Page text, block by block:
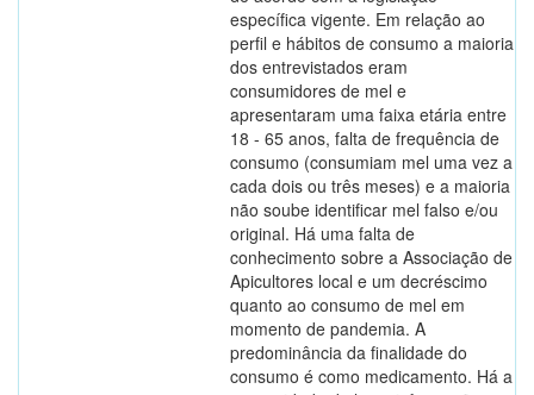
específica vigente. Em relação ao
perfil e hábitos de consumo a maioria
dos entrevistados eram
consumidores de mel e
apresentaram uma faixa etária entre
18 - 65 anos, falta de frequência de
consumo (consumiam mel uma vez a
cada dois ou três meses) e a maioria
não soube identificar mel falso e/ou
original. Há uma falta de
conhecimento sobre a Associação de
Apicultores local e um decréscimo
quanto ao consumo de mel em
momento de pandemia. A
predominância da finalidade do
consumo é como medicamento. Há a